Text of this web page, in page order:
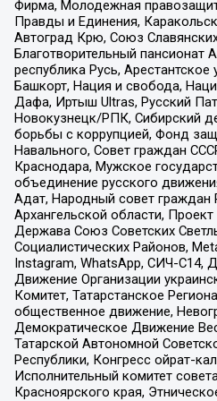
Фирма, Молодежная
Правды и Единения,
Автоград Крю, Союз
Благотворительный пансионат
республика Русь, Арестантское
Башкорт, Нация и свобода,
Дафа, Иртыш Ultras, Русский
Новокузнецк/РПК, Сибирский
борьбы с коррупцией, Фонд
Навального, Совет граждан
Краснодара, Мужское
объединение русского
Адат, Народный совет
Архангельской области,
Держава Союз Советских
Социалистических Районов,
Instagram, WhatsApp, СИЧ-С14,
Движение Организации
Комитет, Татарстанское
общественное движение,
Демократическое Движение
Татарской Автономной
Республики, Конгресс ойрат-
Исполнительный комитет
Красноярского края,